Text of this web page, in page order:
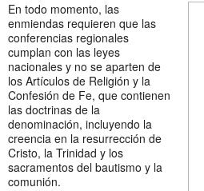
En todo momento, las
enmiendas requieren que las
conferencias regionales
cumplan con las leyes
nacionales y no se aparten de
los Artículos de Religión y la
Confesión de Fe, que contienen
las doctrinas de la
denominación, incluyendo la
creencia en la resurrección de
Cristo, la Trinidad y los
sacramentos del bautismo y la
comunión.